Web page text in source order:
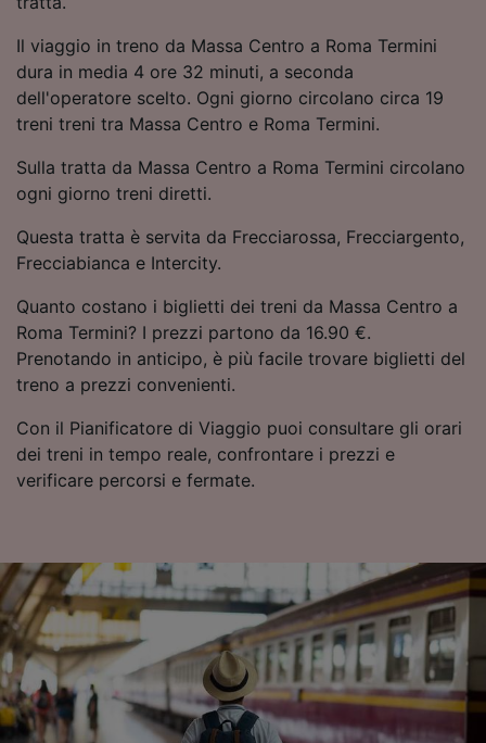
Il viaggio in treno da Massa Centro a Roma Termini
dura in media 4 ore 32 minuti, a seconda
dell'operatore scelto. Ogni giorno circolano circa 19
treni treni tra Massa Centro e Roma Termini.
Sulla tratta da Massa Centro a Roma Termini circolano
ogni giorno treni diretti.
Questa tratta è servita da Frecciarossa, Frecciargento,
Frecciabianca e Intercity.
Quanto costano i biglietti dei treni da Massa Centro a
Roma Termini? I prezzi partono da 16.90 €.
Prenotando in anticipo, è più facile trovare biglietti del
treno a prezzi convenienti.
Con il Pianificatore di Viaggio puoi consultare gli orari
dei treni in tempo reale, confrontare i prezzi e
verificare percorsi e fermate.
Scansione attiva delle caratteristiche del
dispositivo ai fini dell’identificazione.
Archiviare informazioni su dispositivo e/o
accedervi. Pubblicità e contenuti
personalizzati, misurazione delle prestazioni
pubblico, sviluppo di servizi.